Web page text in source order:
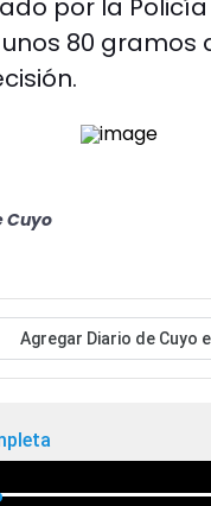
80
Cuyo
Agregar Diario de Cuyo